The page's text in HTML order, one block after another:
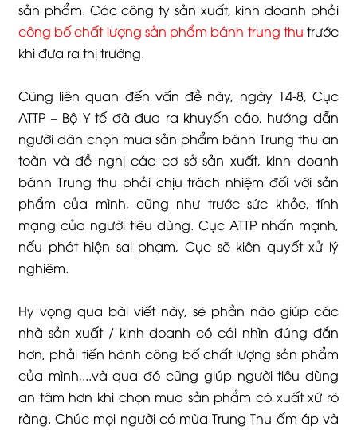
sản phẩm. Các công ty sản xuất, kinh doanh phải
công bố chất lượng sản phẩm bánh trung thu trước
khi đưa ra thị trường.
Cũng liên quan đến vấn đề này, ngày 14-8, Cục
ATTP – Bộ Y tế đã đưa ra khuyến cáo, hướng dẫn
người dân chọn mua sản phẩm bánh Trung thu an
toàn và đề nghị các cơ sở sản xuất, kinh doanh
bánh Trung thu phải chịu trách nhiệm đối với sản
phẩm của mình, cũng như trước sức khỏe, tính
mạng của người tiêu dùng. Cục ATTP nhấn mạnh,
nếu phát hiện sai phạm, Cục sẽ kiên quyết xử lý
nghiêm.
Hy vọng qua bài viết này, sẽ phần nào giúp các
nhà sản xuất / kinh doanh có cái nhìn đúng đắn
hơn, phải tiến hành công bố chất lượng sản phẩm
của mình,...và qua đó cũng giúp người tiêu dùng
an tâm hơn khi chọn mua sản phẩm có xuất xứ rõ
ràng. Chúc mọi người có mùa Trung Thu ấm áp và